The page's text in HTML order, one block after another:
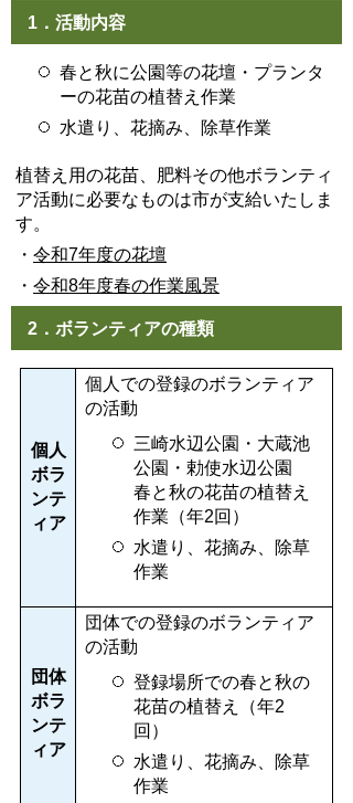
1．活動内容
春と秋に公園等の花壇・プランタ
ーの花苗の植替え作業
水遣り、花摘み、除草作業
植替え用の花苗、肥料その他ボランティ
ア活動に必要なものは市が支給いたしま
す。
・ 令和7年度の花壇
・ 令和8年度春の作業風景
2．ボランティアの種類
個人
ボラ
ンテ
ィア
個人での登録のボランティア
の活動
三崎水辺公園・大蔵池
公園・勅使水辺公園
春と秋の花苗の植替え
作業（年2回）
水遣り、花摘み、除草
作業
団体
ボラ
ンテ
ィア
団体での登録のボランティア
の活動
登録場所での春と秋の
花苗の植替え（年2
回）
水遣り、花摘み、除草
作業